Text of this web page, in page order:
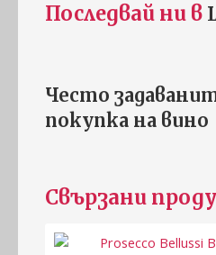
Последвай ни в
Често
покупка на винo
Свързани